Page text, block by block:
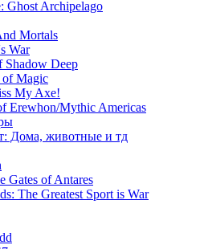
Ghost Archipelago
Mortals
War
Shadow Deep
of Magic
My Axe!
Erewhon/Mythic Americas
Дома, животные и тд
Gates of Antares
The Greatest Sport is War